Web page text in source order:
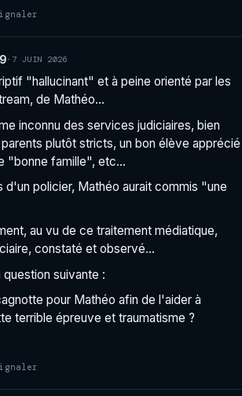
· 7 JUIN 2026
"hallucinant" et à peine orienté par les
de Mathéo…
inconnu des services judiciaires, bien
plutôt stricts, un bon élève apprécié
"bonne famille", etc…
d'un policier, Mathéo aurait commis "une
au vu de ce traitement médiatique,
constaté et observé…
suivante :
pour Mathéo afin de l'aider à
terrible épreuve et traumatisme ?